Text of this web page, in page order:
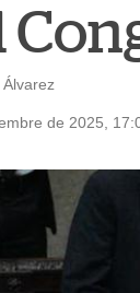
de 2025,